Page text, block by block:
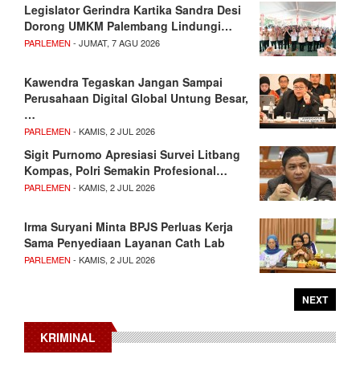
Legislator Gerindra Kartika Sandra Desi
Dorong UMKM Palembang Lindungi…
PARLEMEN - JUMAT, 7 AGU 2026
Kawendra Tegaskan Jangan Sampai
Perusahaan Digital Global Untung Besar,
…
PARLEMEN - KAMIS, 2 JUL 2026
Sigit Purnomo Apresiasi Survei Litbang
Kompas, Polri Semakin Profesional…
PARLEMEN - KAMIS, 2 JUL 2026
Irma Suryani Minta BPJS Perluas Kerja
Sama Penyediaan Layanan Cath Lab
PARLEMEN - KAMIS, 2 JUL 2026
NEXT
KRIMINAL